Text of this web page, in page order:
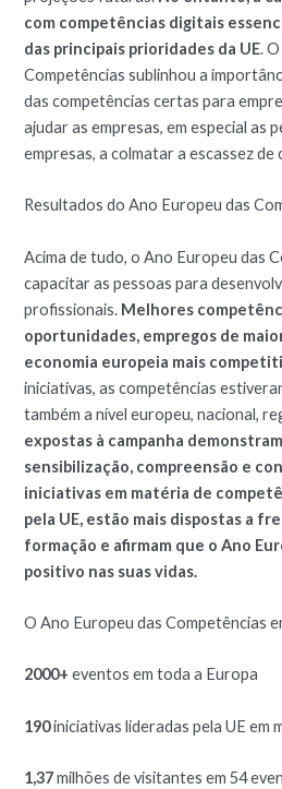
com competências digitais
das principais prioridades da UE.
Competências sublinhou a
das competências certas para
ajudar as empresas, em especial as
empresas, a colmatar a escassez de
Resultados do Ano Europeu das
Acima de tudo, o Ano Europeu das
capacitar as pessoas para
profissionais. Melhores
oportunidades, empregos de
economia europeia mais
iniciativas, as competências
também a nível europeu, nacional,
expostas à campanha
sensibilização, compreensão e
iniciativas em matéria de
pela UE, estão mais dispostas a
formação e afirmam que o Ano
positivo nas suas vidas.
O Ano Europeu das Competências
2000+ eventos em toda a Europa
190iniciativas lideradas pela UE em
1,37milhões de visitantes em 54